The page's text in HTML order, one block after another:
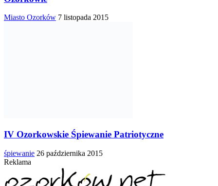
Miasto Ozorków 7 listopada 2015
używania i możliwości zmiany ustawień Cookies w przeglądarce.